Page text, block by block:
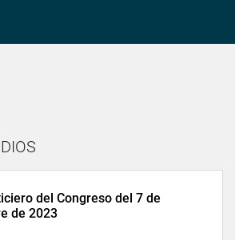
del Congreso del 7 de
de 2023